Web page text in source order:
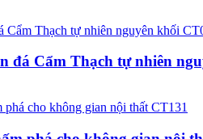
đá Cẩm Thạch tự nhiên